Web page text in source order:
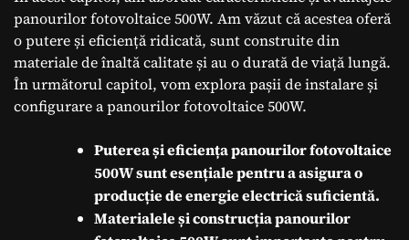
panourilor fotovoltaice 500W. Am văzut că acestea oferă
o putere și eficiență ridicată, sunt construite din
materiale de înaltă calitate și au o durată de viață lungă.
În următorul capitol, vom explora pașii de instalare și
configurare a panourilor fotovoltaice 500W.
Puterea și eficiența panourilor fotovoltaice
500W sunt esențiale pentru a asigura o
producție de energie electrică suficientă.
Materialele și construcția panourilor